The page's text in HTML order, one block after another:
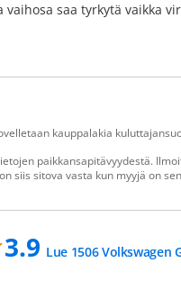
saa tyrkytä vaikka
kauppalakia
paikkansapitävyydestä.
siis sitova vasta kun myyjä on
3.9 Lue 1506 Volkswagen